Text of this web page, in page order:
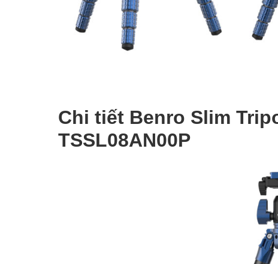
Chi tiết Benro Slim
TSSL08AN00P